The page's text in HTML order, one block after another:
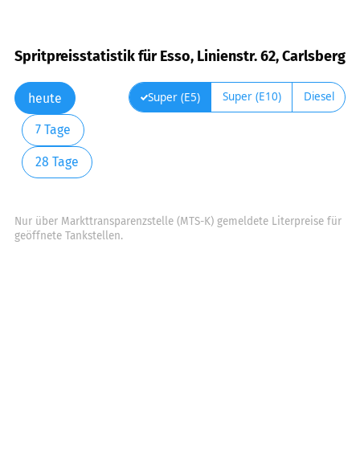
Spritpreisstatistik für Esso, Linienstr. 62, Carlsberg
heute
7 Tage
28 Tage
Super (E5) Super (E10) Diesel
Nur über Markttransparenzstelle (MTS-K) gemeldete Literpreise für
geöffnete Tankstellen.